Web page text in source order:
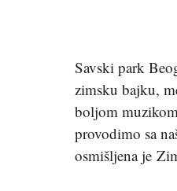
Savski park
zimsku bajku,
boljom
provodimo sa
osmišljena je